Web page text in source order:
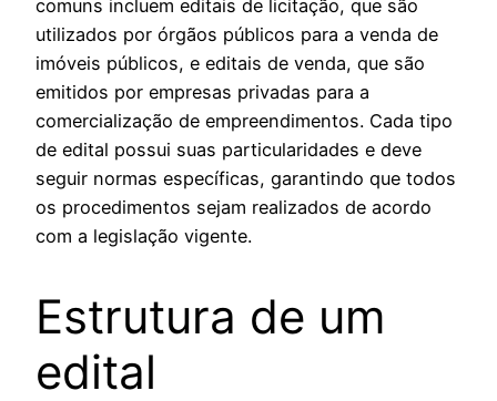
comuns incluem editais de licitação, que são
utilizados por órgãos públicos para a venda de
imóveis públicos, e editais de venda, que são
emitidos por empresas privadas para a
comercialização de empreendimentos. Cada tipo
de edital possui suas particularidades e deve
seguir normas específicas, garantindo que todos
os procedimentos sejam realizados de acordo
com a legislação vigente.
Estrutura de um
edital